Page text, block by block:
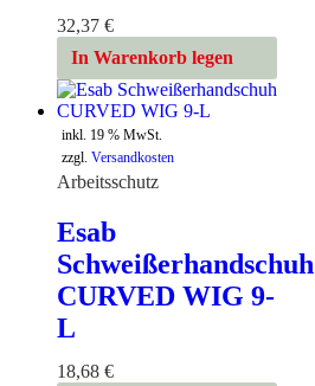
32,37 €
In Warenkorb legen
inkl. 19 % MwSt.
zzgl. Versandkosten
Arbeitsschutz
Esab
Schweißerhandschuh
CURVED WIG 9-
L
18,68 €